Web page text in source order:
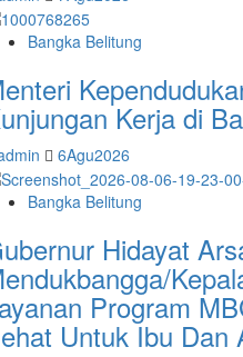
Bangka Belitung
Kerja di
6Agu2026
Bangka Belitung
Hidayat
Program
Untuk Ibu Dan